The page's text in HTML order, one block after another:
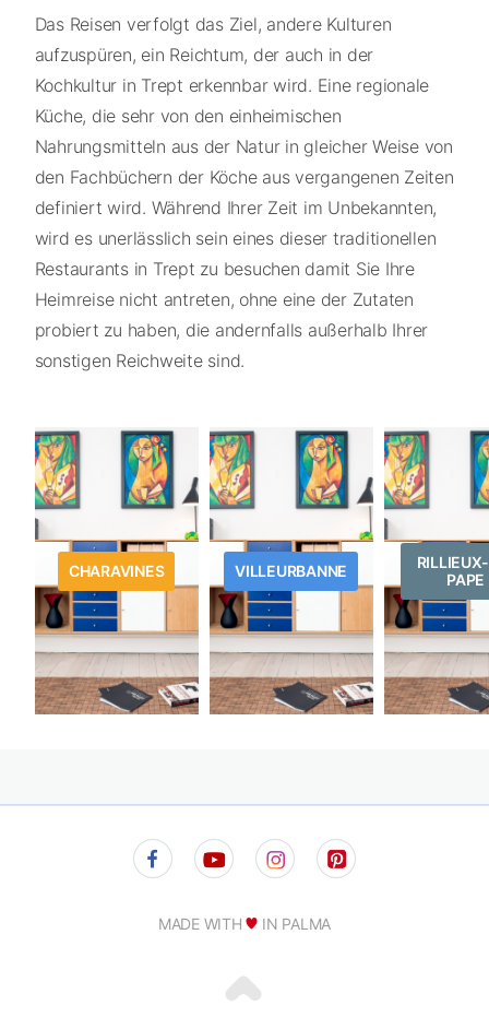
Das Reisen verfolgt das Ziel, andere Kulturen
aufzuspüren, ein Reichtum, der auch in der
Kochkultur in Trept erkennbar wird. Eine regionale
Küche, die sehr von den einheimischen
Nahrungsmitteln aus der Natur in gleicher Weise von
den Fachbüchern der Köche aus vergangenen Zeiten
definiert wird. Während Ihrer Zeit im Unbekannten,
wird es unerlässlich sein eines dieser traditionellen
Restaurants in Trept zu besuchen damit Sie Ihre
Heimreise nicht antreten, ohne eine der Zutaten
probiert zu haben, die andernfalls außerhalb Ihrer
sonstigen Reichweite sind.
CHARAVINES VILLEURBANNE
PAPE
MADE WITH IN PALMA